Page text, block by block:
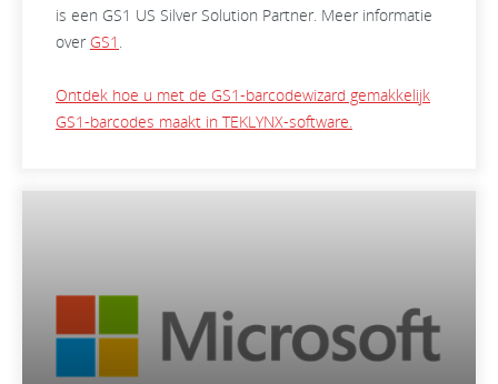
is een GS1 US Silver Solution Partner. Meer informatie
over GS1 .
Ontdek hoe u met de GS1-barcodewizard gemakkelijk
GS1-barcodes maakt in TEKLYNX-software.